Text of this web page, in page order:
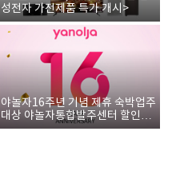
성전자 가전제품 특가 개시>
야놀자16주년 기념 제휴 숙박업주
대상 야놀자통합발주센터 할인쿠
폰 증정